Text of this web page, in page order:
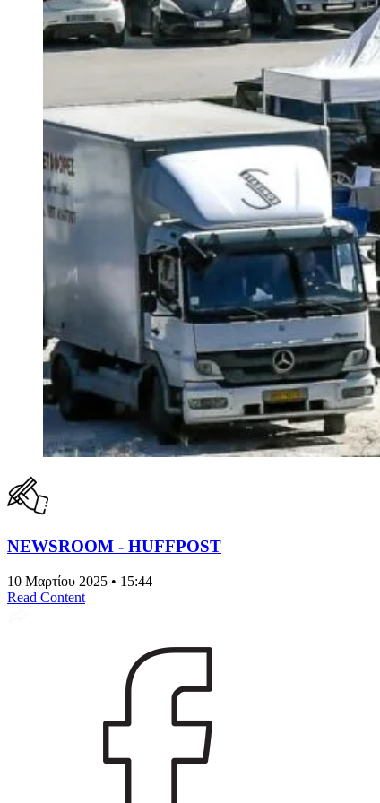
NEWSROOM - HUFFPOST
10 Μαρτίου 2025 • 15:44
Read Content